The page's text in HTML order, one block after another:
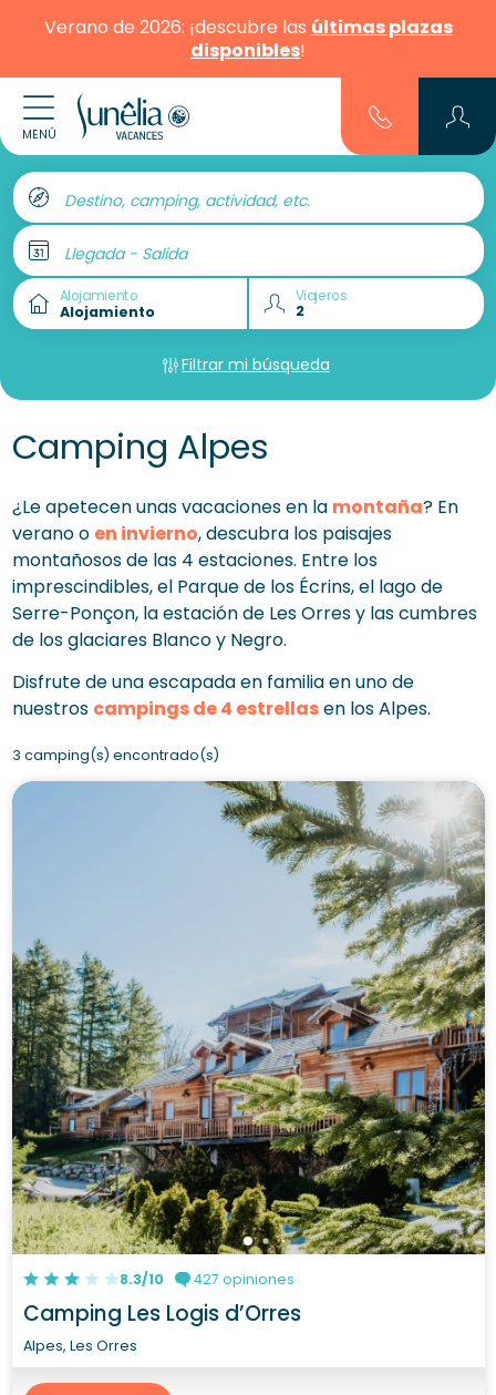
Verano de 2026: ¡descubre las últimas plazas
disponibles!
MENÚ
Destino, camping, actividad, etc.
Llegada - Salida
Alojamiento Viajeros
Filtrar mi búsqueda
Camping Alpes
¿Le apetecen unas vacaciones en la montaña? En
verano o en invierno, descubra los paisajes
montañosos de las 4 estaciones. Entre los
imprescindibles, el Parque de los Écrins, el lago de
Serre-Ponçon, la estación de Les Orres y las cumbres
de los glaciares Blanco y Negro.
Disfrute de una escapada en familia en uno de
nuestros campings de 4 estrellasen los Alpes.
3 camping(s) encontrado(s)
8.3/10 427 opiniones
Camping Les Logis d’Orres
Alpes, Les Orres